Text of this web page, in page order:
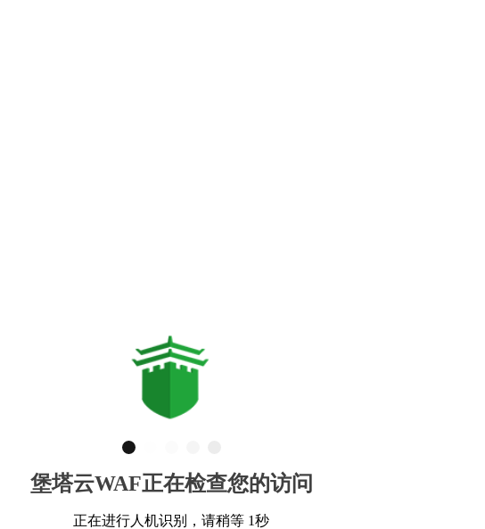
堡塔云WAF正在检查您的访问
正在进行人机识别，请稍等 1秒